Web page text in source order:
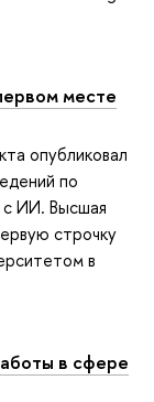
месте
опубликовал
по
с ИИ. Высшая
строчку
в
в сфере